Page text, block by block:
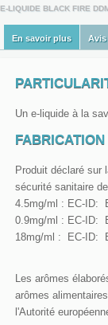
E-LIQUIDE BLACK FIRE
En savoir plus Avis
Un e-liquide à la
Produit déclaré sur
sécurité sanitaire
4.5mg/ml : EC-ID:
0.9mg/ml : EC-ID:
18mg/ml : EC-ID:
Les arômes
arômes
l'Autorité